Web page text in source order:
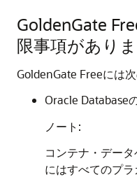
GoldenGate
限事項があり
GoldenGate Freeには
Oracle Database
ノート:
コンテナ・デー
にはすべてのプ